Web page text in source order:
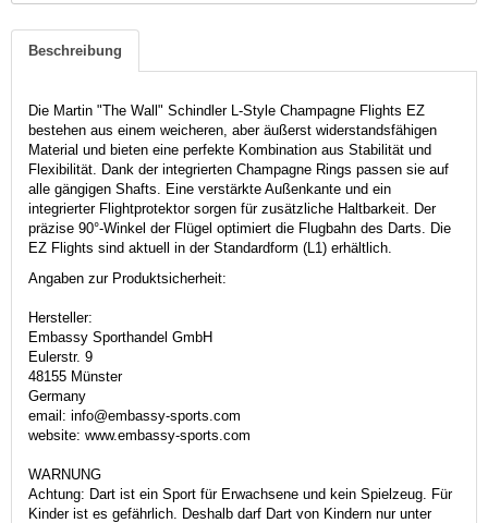
Beschreibung
Die Martin "The Wall" Schindler L-Style Champagne Flights EZ
bestehen aus einem weicheren, aber äußerst widerstandsfähigen
Material und bieten eine perfekte Kombination aus Stabilität und
Flexibilität. Dank der integrierten Champagne Rings passen sie auf
alle gängigen Shafts. Eine verstärkte Außenkante und ein
integrierter Flightprotektor sorgen für zusätzliche Haltbarkeit. Der
präzise 90°-Winkel der Flügel optimiert die Flugbahn des Darts. Die
EZ Flights sind aktuell in der Standardform (L1) erhältlich.
Angaben zur Produktsicherheit:
Hersteller:
Embassy Sporthandel GmbH
Eulerstr. 9
48155 Münster
Germany
email: info@embassy-sports.com
website: www.embassy-sports.com
WARNUNG
Achtung: Dart ist ein Sport für Erwachsene und kein Spielzeug. Für
Kinder ist es gefährlich. Deshalb darf Dart von Kindern nur unter